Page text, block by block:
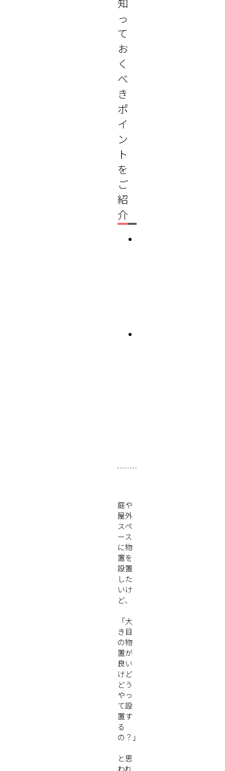
っ
て
お
く
べ
き
ポ
イ
ン
ト
を
ご
紹
介
庭や
屋外
スペ
ース
に物
置を
設置
した
いけ
ど、
「大
き目
の物
置が
良い
けど
どう
やっ
て設
置す
る
の？」
と思